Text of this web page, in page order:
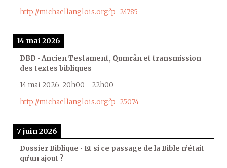
http://michaellanglois.org?p=24785
14 mai 2026
DBD • Ancien Testament, Qumrân et transmission
des textes bibliques
14 mai 2026 20h00 - 22h00
http://michaellanglois.org?p=25074
7 juin 2026
Dossier Biblique • Et si ce passage de la Bible n’était
qu’un ajout ?